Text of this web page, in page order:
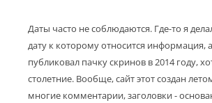
Даты часто не соблюдаются. Где-то я
дату к которому относится информация,
публиковал пачку скринов в 2014 году,
столетние. Вообще, сайт этот создан
многие комментарии, заголовки -